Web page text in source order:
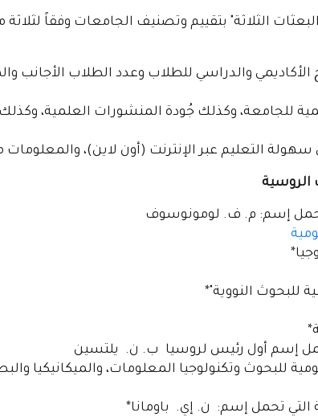
الثلاثة" بتقييم وتصنيف الجامعات وفقاً
الأكاديمي والدراسي للطلاب وعدد الطلاب الأجانب
للجامعة، وكذلك جُودة المنشورات العلمية،
التعليم عبر الإنترنت (أون لاين)، والمعلومات
إسم: م. ف. لومونوسوف
للبحوث النووية"*
تحمل إسم أول رئيس لروسيا ب. ن. يلتسين
للبحوث وتكنولوجيا المعلومات، والميكانيكيا
التي تحمل إسم: ن. إي. باومانا*